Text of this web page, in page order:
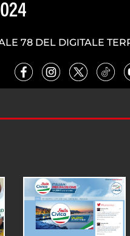
78 DEL DIGITALE